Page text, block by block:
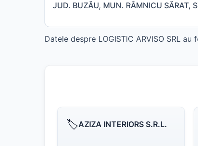
JUD. BUZĂU, MUN. RÂMNICU SĂRAT,
Datele despre LOGISTIC ARVISO SRL
🏷️AZIZA INTERIORS S.R.L.